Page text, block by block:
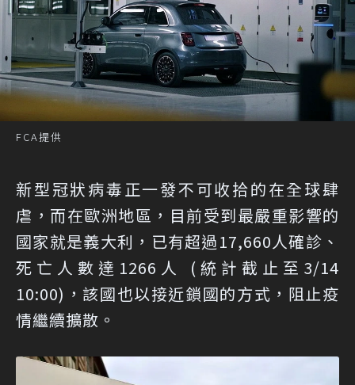
FCA提供
新型冠狀病毒正一發不可收拾的在全球肆
虐，而在歐洲地區，目前受到最嚴重影響的
國家就是義大利，已有超過17,660人確診、
死亡人數達1266人 (統計截止至3/14
10:00)，該國也以接近鎖國的方式，阻止疫
情繼續擴散。